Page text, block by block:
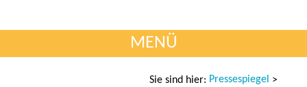
MENÜ
Sie sind hier: Pressespiegel >